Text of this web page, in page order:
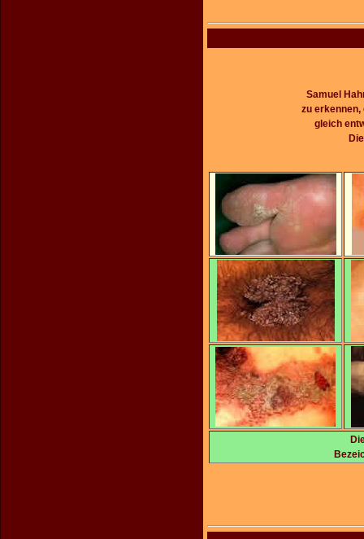
Samuel
zu
gleich